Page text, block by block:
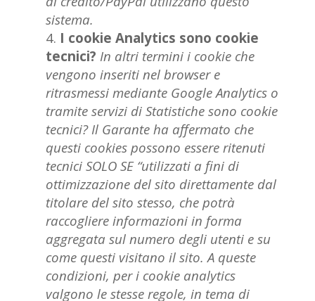
sistema.
I cookie Analytics sono cookie
tecnici? In altri termini i cookie che
vengono inseriti nel browser e
ritrasmessi mediante Google Analytics o
tramite servizi di Statistiche sono cookie
tecnici? Il Garante ha affermato che
questi cookies possono essere ritenuti
tecnici SOLO SE “utilizzati a fini di
ottimizzazione del sito direttamente dal
titolare del sito stesso, che potrà
raccogliere informazioni in forma
aggregata sul numero degli utenti e su
come questi visitano il sito. A queste
condizioni, per i cookie analytics
valgono le stesse regole, in tema di